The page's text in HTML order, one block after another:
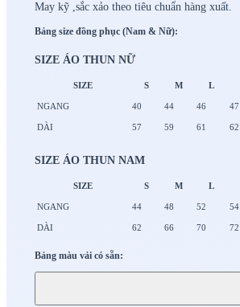
May kỹ ,sắc xảo theo tiêu chuẩn hàng xuất.
Bảng size đồng phục (Nam & Nữ):
SIZE ÁO THUN NỮ
SIZE S M L
NGANG 40 44 46 47
DÀI 57 59 61 62
SIZE ÁO THUN NAM
SIZE S M L
NGANG 44 48 52 54
DÀI 62 66 70 72
Bảng màu vải có sẵn: